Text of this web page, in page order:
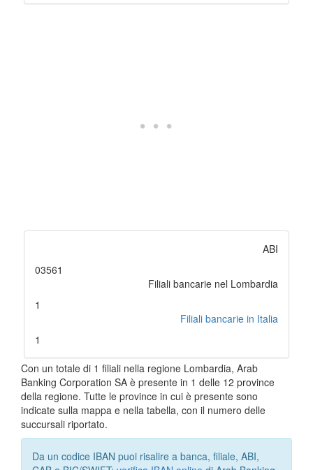
ABI
03561
Filiali bancarie nel Lombardia
1
Filiali bancarie in Italia
1
Con un totale di 1 filiali nella regione Lombardia, Arab
Banking Corporation SA è presente in 1 delle 12 province
della regione. Tutte le province in cui è presente sono
indicate sulla mappa e nella tabella, con il numero delle
succursali riportato.
Da un codice IBAN puoi risalire a banca, filiale, ABI,